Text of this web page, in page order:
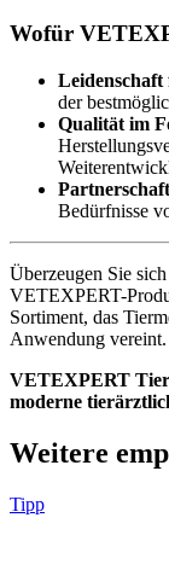
Wofür
der
Qualität im
Bedürfnisse
Überzeugen Sie
VETEXPERT-
Sortiment, das
Anwendung vereint.
VETEXPERT
moderne
Weitere
Tipp